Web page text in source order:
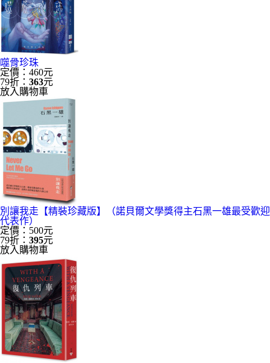
噬骨珍珠
定價：460元
79折： 363元
放入購物車
別讓我走【精裝珍藏版】（諾貝爾文學獎得主石黑一雄最受歡迎
代表作）
定價：500元
79折： 395元
放入購物車